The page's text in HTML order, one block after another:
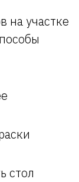
на участке
стол